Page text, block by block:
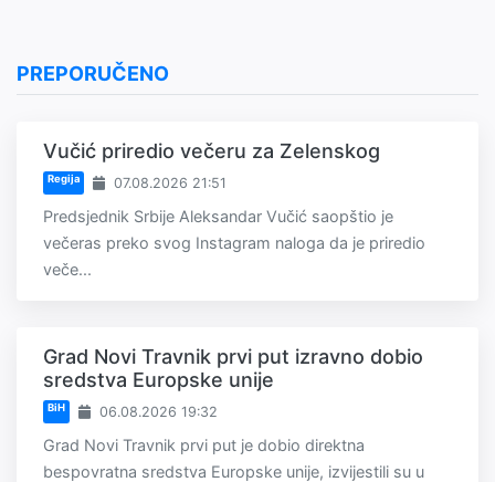
PREPORUČENO
Vučić priredio večeru za Zelenskog
Regija 07.08.2026 21:51
Predsjednik Srbije Aleksandar Vučić saopštio je
večeras preko svog Instagram naloga da je priredio
veče...
Grad Novi Travnik prvi put izravno dobio
sredstva Europske unije
BiH 06.08.2026 19:32
Grad Novi Travnik prvi put je dobio direktna
bespovratna sredstva Europske unije, izvijestili su u